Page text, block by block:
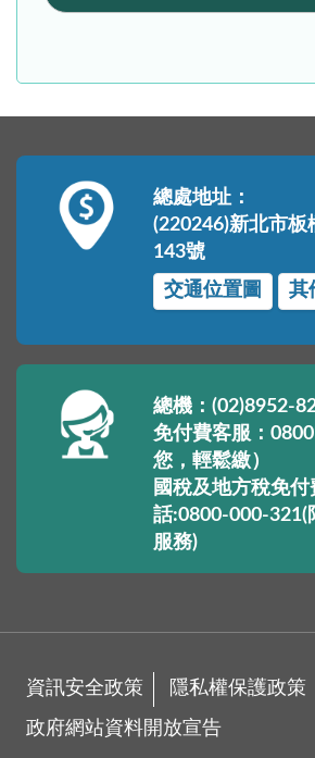
總處地址：
(220246)新北市板
143號
交通位置圖
其
總機：(02)8952-
免付費客服：
您，輕鬆繳）
國稅及地方稅免
話:0800-000-321(
服務)
資訊安全政策 隱私權保護政策
政府網站資料開放宣告